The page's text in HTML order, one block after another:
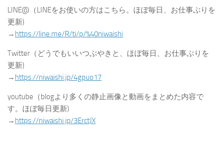
LINE@（LINEをお使いの方はこちら。ほぼ毎日、お仕事ぶりを
更新)
→ https://line.me/R/ti/p/%40niwaishi
Twitter（どうでもいいつぶやきと、ほぼ毎日、お仕事ぶりを
更新)
→ https://niwaishi.jp/4gpuo17
youtube（blogより多くの静止画像と動画をまとめた内容で
す。ほぼ毎日更新)
→ https://niwaishi.jp/3ErctJX